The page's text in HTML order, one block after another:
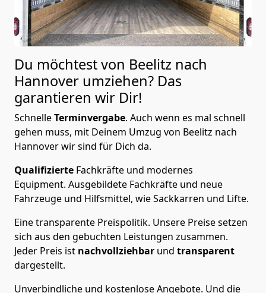
Du möchtest von Beelitz nach
Hannover umziehen? Das
garantieren wir Dir!
SchnelleTerminvergabe. Auch wenn es mal schnell
gehen muss, mit Deinem Umzug von Beelitz nach
Hannover wir sind für Dich da.
Qualifizierte Fachkräfte und modernes
Equipment. Ausgebildete Fachkräfte und neue
Fahrzeuge und Hilfsmittel, wie Sackkarren und Lifte.
Eine transparente Preispolitik. Unsere Preise setzen
sich aus den gebuchten Leistungen zusammen.
Jeder Preis ist nachvollziehbar und transparent
dargestellt.
Unverbindliche und kostenlose Angebote. Und die